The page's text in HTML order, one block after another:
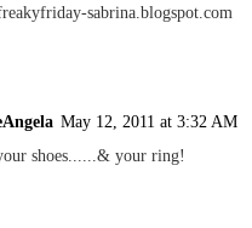
sabrina.blogspot.com
May 12, 2011 at 3:32 AM
shoes......& your ring!